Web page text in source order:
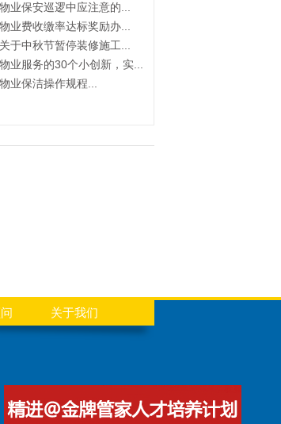
物业保安巡逻中应注意的...
物业费收缴率达标奖励办...
关于中秋节暂停装修施工...
物业服务的30个小创新，实...
物业保洁操作规程...
关于我们